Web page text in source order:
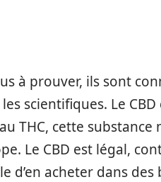
à prouver, ils sont
scientifiques. Le
THC, cette substance
Le CBD est légal,
d’en acheter dans